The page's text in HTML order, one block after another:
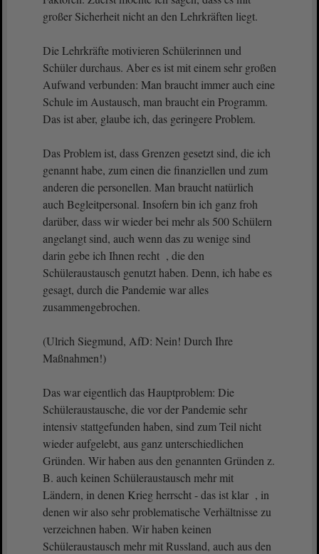
großer Sicherheit nicht an den Lehrkräften liegt.
Die Lehrkräfte motivieren Schülerinnen und
Schüler durchaus. Aber es ist mit einem sehr großen
Aufwand verbunden: Man braucht immer auch eine
Schule im Austausch, man braucht ein Programm.
Das ist aber, glaube ich, das geringere Problem.
Das Problem ist, dass Grenzen gesetzt sind, die ich
genannt habe, zum einen die finanziellen und zum
anderen die personellen. Man braucht natürlich
auch Begleitpersonal. Insofern bin ich ganz froh
darüber, dass wir wieder bei mehr als 500 Schülern
angelangt sind, auch wenn das zu wenige sind
darin gebe ich Ihnen recht , die den
Schüleraustausch genutzt haben. Denn, ich habe es
gesagt, durch die Pandemie war alles
zusammengebrochen.
(Ulrich Siegmund, AfD: Nein! Durch Ihre
Maßnahmen!)
Das war eigentlich das Hauptproblem: Die
Schüleraustausche, die vor der Pandemie sehr
intensiv stattgefunden haben, sind zum Teil nicht
wieder aufgelebt, aus ganz unterschiedlichen
Gründen. Wir haben aus den genannten Gründen z.
B. auch keinen Schüleraustausch mehr mit
Ländern, in denen Krieg herrscht - das ist klar , in
denen wir also sehr problematische Verhältnisse zu
verzeichnen haben. Wir haben keinen
Schüleraustausch mehr mit Russland, auch aus den